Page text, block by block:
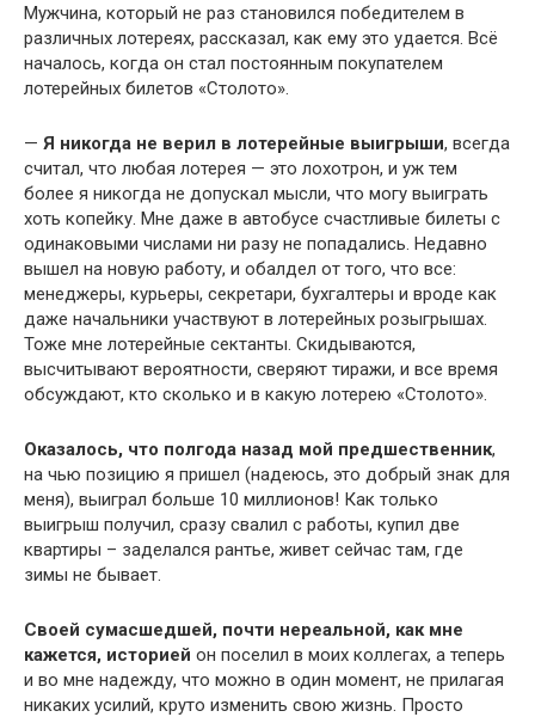
Мужчина, который не раз становился победителем в
различных лотереях, рассказал, как ему это удается. Всё
началось, когда он стал постоянным покупателем
лотерейных билетов «Столото».
— Я никогда не верил в лотерейные выигрыши, всегда
считал, что любая лотерея — это лохотрон, и уж тем
более я никогда не допускал мысли, что могу выиграть
хоть копейку. Мне даже в автобусе счастливые билеты с
одинаковыми числами ни разу не попадались. Недавно
вышел на новую работу, и обалдел от того, что все:
менеджеры, курьеры, секретари, бухгалтеры и вроде как
даже начальники участвуют в лотерейных розыгрышах.
Тоже мне лотерейные сектанты. Скидываются,
высчитывают вероятности, сверяют тиражи, и все время
обсуждают, кто сколько и в какую лотерею «Столото».
Оказалось, что полгода назад мой предшественник,
на чью позицию я пришел (надеюсь, это добрый знак для
меня), выиграл больше 10 миллионов! Как только
выигрыш получил, сразу свалил с работы, купил две
квартиры – заделался рантье, живет сейчас там, где
зимы не бывает.
Своей сумасшедшей, почти нереальной, как мне
кажется, историей он поселил в моих коллегах, а теперь
и во мне надежду, что можно в один момент, не прилагая
никаких усилий, круто изменить свою жизнь. Просто